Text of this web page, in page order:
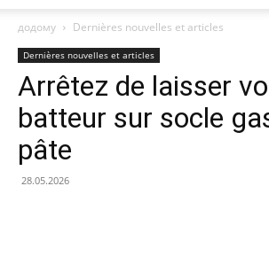
додому
Dernières nouvelles et articles
Dernières nouvelles et articles
Arrêtez de laisser
batteur sur socle
pâte
28.05.2026